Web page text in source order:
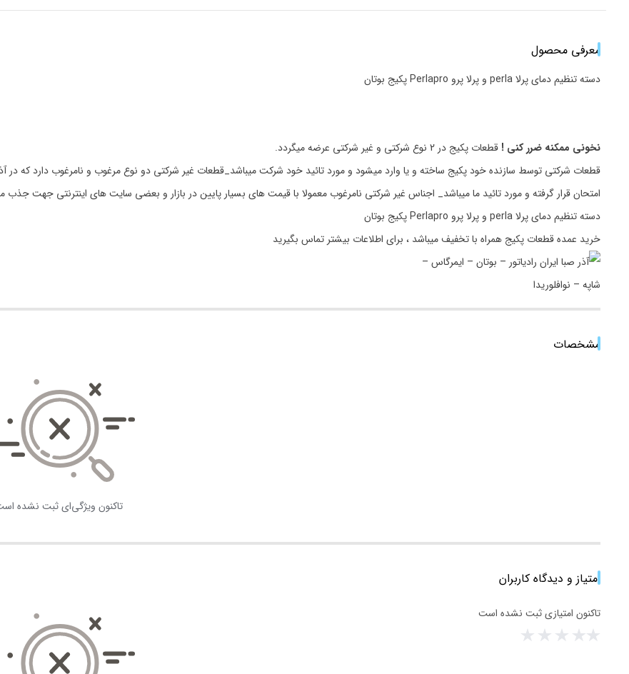
معرفی محصول
دسته تنظیم دمای پرلا perla و پرلا پرو Perlapro پکیج بوتان
نخونی ممکنه ضرر کنی ! قطعات پکیج در 2 نوع شرکتی و غیر شرکتی عرضه میگردد.
قطعات شرکتی توسط سازنده خود پکیج ساخته و یا وارد میشود و مورد تائید خود شرکت میباشد_قطعات غیر شرکتی دو نوع مرغوب و نامرغوب دارد که در
امتحان قرار گرفته و مورد تائید ما میباشد_ اجناس غیر شرکتی نامرغوب معمولا با قیمت های بسیار پایین در بازار و بعضی سایت های اینترنتی جهت
دسته تنظیم دمای پرلا perla و پرلا پرو Perlapro پکیج بوتان
خرید عمده قطعات پکیج همراه با تخفیف میباشد ، برای اطلاعات بیشتر تماس بگیرید
مشخصات
تاکنون ویژگی‌ای ثبت نشده
امتیاز و دیدگاه کاربران
تاکنون امتیازی ثبت نشده است